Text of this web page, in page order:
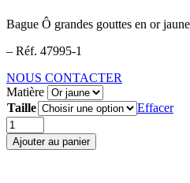
Bague Ô grandes gouttes en or
– Réf. 47995-1
NOUS CONTACTER
Matière
Taille
Effacer
quantité
de
Bague
Ajouter au panier